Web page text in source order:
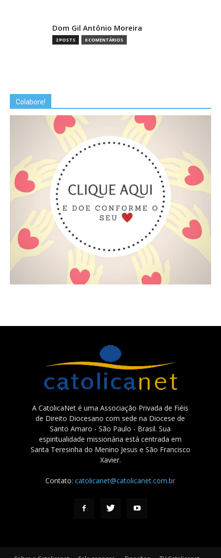
Dom Gil Antônio Moreira
2 POSTS 0 COMENTÁRIOS
Colabore!
A CatolicaNet é uma Associação Privada de Fiéis
de Direito Diocesano com sede na Diocese de
Santo Amaro - São Paulo - Brasil. Sua
espiritualidade missionária está centrada em
Santa Teresinha do Menino Jesus e São Francisco
Xavier.
Contato:catolicanet@catolicanet.com.br